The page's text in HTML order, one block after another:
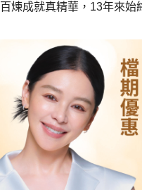
百煉成就真精華，13年來始